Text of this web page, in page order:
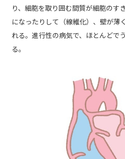
り、細胞を取り囲む間質が細胞のす
になったりして（線維化）、壁が薄
れる。進行性の病気で、ほとんどで
る。